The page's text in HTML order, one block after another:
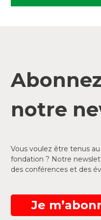
notre
Vous voulez être tenus
fondation ? Notre
des conférences et des
Je